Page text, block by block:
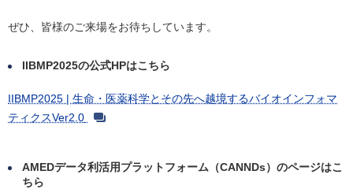
ぜひ、皆様のご来場をお待ちしています。
IIBMP2025の公式HPはこちら
IIBMP2025 | 生命・医薬科学とその先へ越境するバイオインフォマ
ティクスVer2.0
AMEDデータ利活用プラットフォーム（CANNDs）のページはこ
ちら